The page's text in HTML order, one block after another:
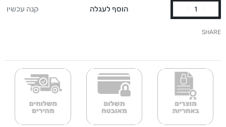
הוסף לעגלה קנה עכשיו
SHARE